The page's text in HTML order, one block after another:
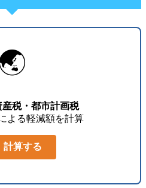
税・都市計画税
よる軽減額を計算
算する